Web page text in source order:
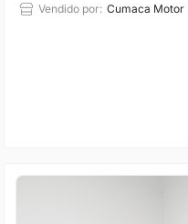
Vendido por: Cumaca Motor